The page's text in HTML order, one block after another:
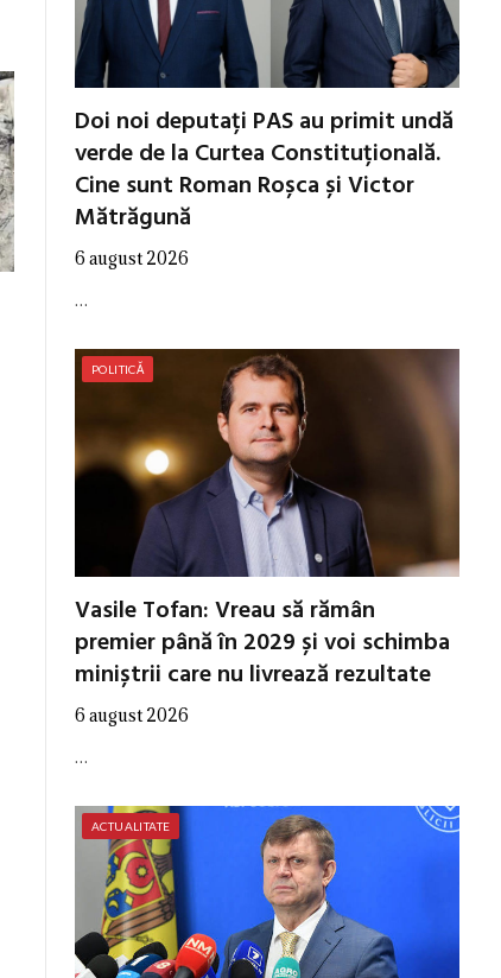
Doi noi deputați PAS au primit undă
verde de la Curtea Constituțională.
Cine sunt Roman Roșca și Victor
Mătrăgună
6 august 2026
…
POLITICĂ
Vasile Tofan: Vreau să rămân
premier până în 2029 și voi schimba
miniștrii care nu livrează rezultate
6 august 2026
…
ACTUALITATE